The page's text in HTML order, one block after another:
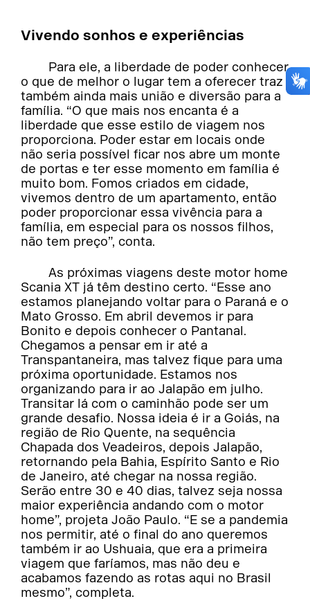
Vivendo sonhos e experiências
Para ele, a liberdade de poder conhecer
o que de melhor o lugar tem a oferecer traz
também ainda mais união e diversão para a
família. “O que mais nos encanta é a
liberdade que esse estilo de viagem nos
proporciona. Poder estar em locais onde
não seria possível ficar nos abre um monte
de portas e ter esse momento em família é
muito bom. Fomos criados em cidade,
vivemos dentro de um apartamento, então
poder proporcionar essa vivência para a
família, em especial para os nossos filhos,
não tem preço”, conta.
As próximas viagens deste motor home
Scania XT já têm destino certo. “Esse ano
estamos planejando voltar para o Paraná e o
Mato Grosso. Em abril devemos ir para
Bonito e depois conhecer o Pantanal.
Chegamos a pensar em ir até a
Transpantaneira, mas talvez fique para uma
próxima oportunidade. Estamos nos
organizando para ir ao Jalapão em julho.
Transitar lá com o caminhão pode ser um
grande desafio. Nossa ideia é ir a Goiás, na
região de Rio Quente, na sequência
Chapada dos Veadeiros, depois Jalapão,
retornando pela Bahia, Espírito Santo e Rio
de Janeiro, até chegar na nossa região.
Serão entre 30 e 40 dias, talvez seja nossa
maior experiência andando com o motor
home”, projeta João Paulo. “E se a pandemia
nos permitir, até o final do ano queremos
também ir ao Ushuaia, que era a primeira
viagem que faríamos, mas não deu e
acabamos fazendo as rotas aqui no Brasil
mesmo”, completa.